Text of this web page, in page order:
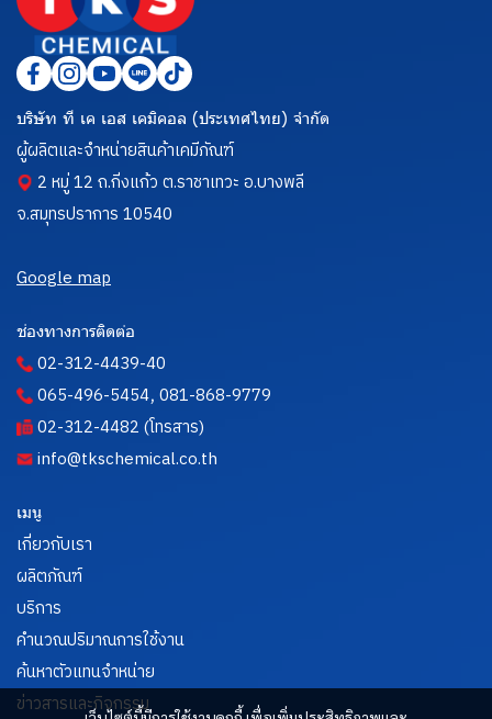
บริษัท ที เค เอส เคมิคอล (ประเทศไทย) จำกัด
ผู้ผลิตและจำหน่ายสินค้าเคมีภัณฑ์
2 หมู่ 12 ถ.กิ่งแก้ว ต.ราชาเทวะ อ.บางพลี
จ.สมุทรปราการ 10540
Google map
ช่องทางการติดต่อ
02-312-4439-40
065-496-5454, 081-868-9779
02-312-4482 (โทรสาร)
info@tkschemical.co.th
เมนู
เกี่ยวกับเรา
ผลิตภัณฑ์
บริการ
คำนวณปริมาณการใช้งาน
ค้นหาตัวแทนจำหน่าย
ข่าวสารและกิจกรรม